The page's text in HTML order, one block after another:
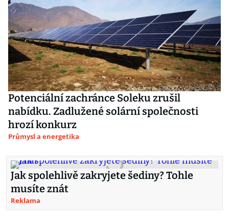
Potenciální zachránce Soleku zrušil
nabídku. Zadlužené solární společnosti
hrozí konkurz
Průmysl a energetika
Jak spolehlivě zakryjete šediny? Tohle
musíte znát
Reklama